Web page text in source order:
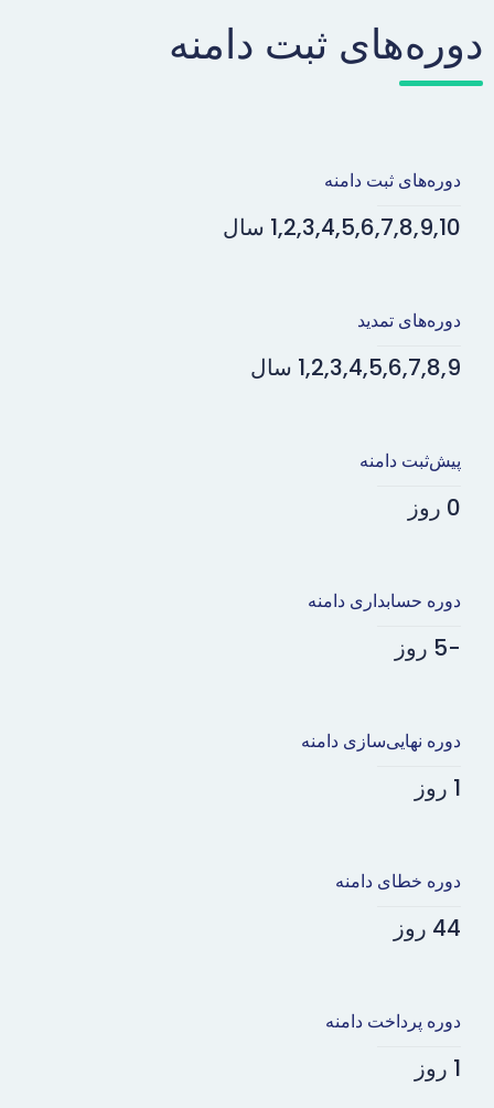
دوره‌های ثبت دامنه
دوره‌های ثبت دامنه
1,2,3,4,5,6,7,8,9,10 سال
دوره‌های تمدید
1,2,3,4,5,6,7,8,9 سال
پیش‌ثبت دامنه
0 روز
دوره حسابداری دامنه
-5 روز
دوره نهایی‌سازی دامنه
1 روز
دوره خطای دامنه
44 روز
دوره پرداخت دامنه
1 روز